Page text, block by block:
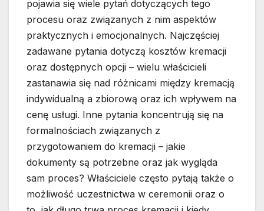
pojawia się wiele pytań dotyczących tego
procesu oraz związanych z nim aspektów
praktycznych i emocjonalnych. Najczęściej
zadawane pytania dotyczą kosztów kremacji
oraz dostępnych opcji – wielu właścicieli
zastanawia się nad różnicami między kremacją
indywidualną a zbiorową oraz ich wpływem na
cenę usługi. Inne pytania koncentrują się na
formalnościach związanych z
przygotowaniem do kremacji – jakie
dokumenty są potrzebne oraz jak wygląda
sam proces? Właściciele często pytają także o
możliwość uczestnictwa w ceremonii oraz o